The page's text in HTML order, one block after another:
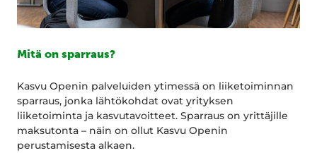
Mitä on sparraus?
Kasvu Openin palveluiden ytimessä on liiketoiminnan
sparraus, jonka lähtökohdat ovat yrityksen
liiketoiminta ja kasvutavoitteet. Sparraus on yrittäjille
maksutonta – näin on ollut Kasvu Openin
perustamisesta alkaen.